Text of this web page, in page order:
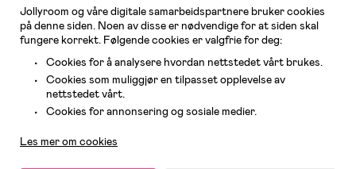
største nettbutikk for barn og baby!
Jollyroom og våre digitale samarbeidspartnere bruker cookies
på denne siden. Noen av disse er nødvendige for at siden skal
fungere korrekt. Følgende cookies er valgfrie for deg:
Cookies for å analysere hvordan nettstedet vårt brukes.
Cookies som muliggjør en tilpasset opplevelse av
nettstedet vårt.
Cookies for annonsering og sosiale medier.
Les mer om cookies